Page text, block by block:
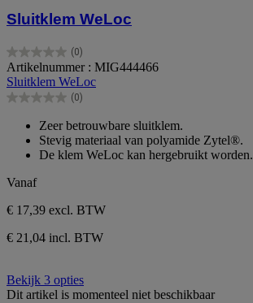
Sluitklem WeLoc
(0)
0.0
van
de
5
Artikelnummer : MIG444466
Sluitklem WeLoc
(0)
0.0
sterren.
Zeer betrouwbare sluitklem.
Stevig materiaal van polyamide Zytel®.
De klem WeLoc kan hergebruikt worden.
Vanaf
€ 17,39 excl. BTW
€ 21,04 incl. BTW
Bekijk 3 opties
Dit artikel is momenteel niet beschikbaar